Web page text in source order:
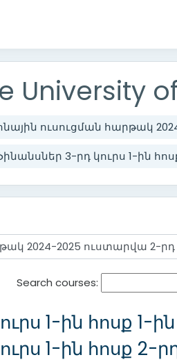
University
ուսուցման հարթակ
3-րդ կուրս 1-ին
Search courses:
1-ին հոսք 1-
1-ին հոսք 2-